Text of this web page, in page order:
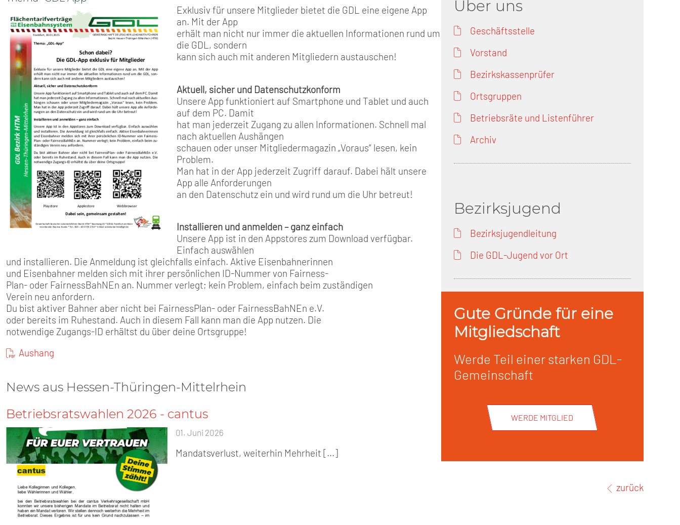
Exklusiv für unsere Mitglieder bietet die GDL eine eigene App
an. Mit der App
erhält man nicht nur immer die aktuellen Informationen rund um
die GDL, sondern
kann sich auch mit anderen Mitgliedern austauschen!
Aktuell, sicher und Datenschutzkonform
Unsere App funktioniert auf Smartphone und Tablet und auch
auf dem PC. Damit
hat man jederzeit Zugang zu allen Informationen. Schnell mal
nach aktuellen Aushängen
schauen oder unser Mitgliedermagazin „Voraus“ lesen, kein
Problem.
Man hat in der App jederzeit Zugriff darauf. Dabei hält unsere
App alle Anforderungen
an den Datenschutz ein und wird rund um die Uhr betreut!
Installieren und anmelden – ganz einfach
Unsere App ist in den Appstores zum Download verfügbar.
Einfach auswählen
und installieren. Die Anmeldung ist gleichfalls einfach. Aktive Eisenbahnerinnen
und Eisenbahner melden sich mit ihrer persönlichen ID-Nummer von Fairness-
Plan- oder FairnessBahNEn an. Nummer verlegt; kein Problem, einfach beim zuständigen
Verein neu anfordern.
Du bist aktiver Bahner aber nicht bei FairnessPlan- oder FairnessBahNEn e.V.
oder bereits im Ruhestand. Auch in diesem Fall kann man die App nutzen. Die
notwendige Zugangs-ID erhältst du über deine Ortsgruppe!
Aushang
News aus Hessen-Thüringen-Mittelrhein
Betriebsratswahlen 2026 - cantus
01. Juni 2026
Mandatsverlust, weiterhin Mehrheit [...]
Über uns
Geschäftsstelle
Vorstand
Bezirkskassenprüfer
Ortsgruppen
Betriebsräte und Listenführer
Archiv
Bezirksjugend
Bezirksjugendleitung
Die GDL-Jugend vor Ort
Gute Gründe für eine
Mitgliedschaft
Werde Teil einer starken GDL-
Gemeinschaft
WERDE MITGLIED
zurück